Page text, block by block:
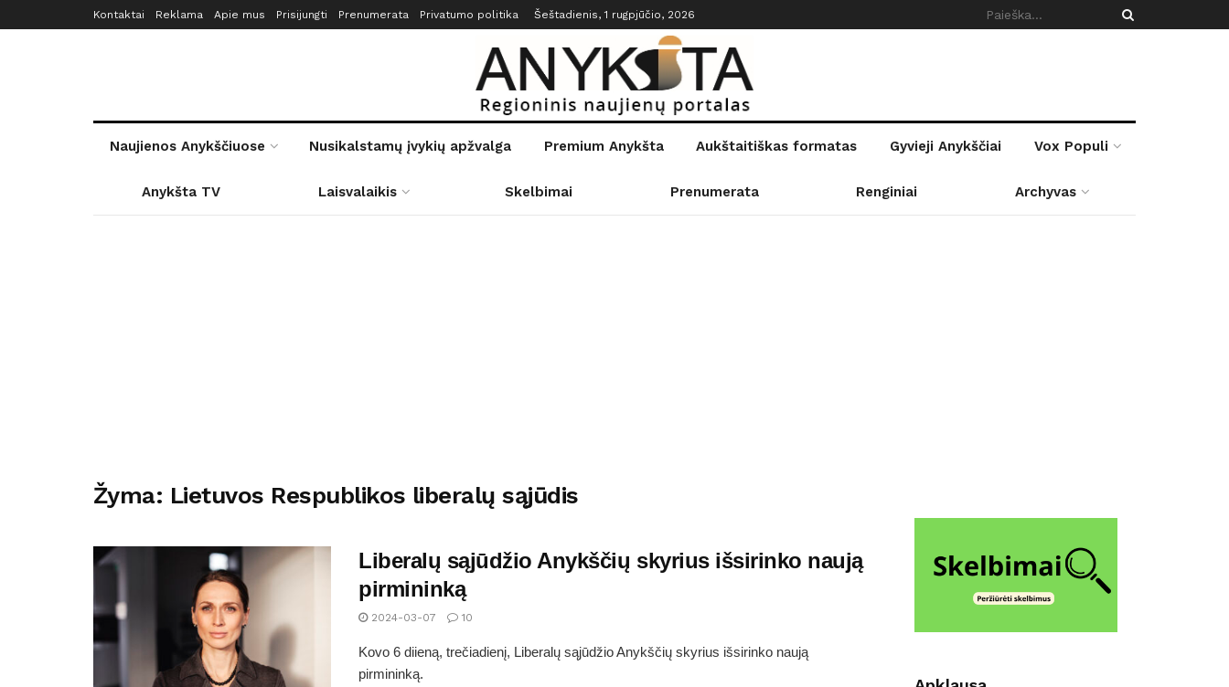
Kontaktai Reklama Apie mus Prisijungti Prenumerata Privatumo politika Šeštadienis, 1 rugpjūčio, 2026
Naujienos Anykščiuose Nusikalstamų įvykių apžvalga Premium Anykšta Aukštaitiškas formatas Gyvieji Anykščiai Vox Populi
Anykšta TV Laisvalaikis Skelbimai Prenumerata Renginiai Archyvas
Žyma: Lietuvos Respublikos liberalų sąjūdis
Liberalų sąjūdžio Anykščių skyrius išsirinko naują
pirmininką
2024-03-07 10
Kovo 6 diieną, trečiadienį, Liberalų sąjūdžio Anykščių skyrius išsirinko naują
pirmininką.